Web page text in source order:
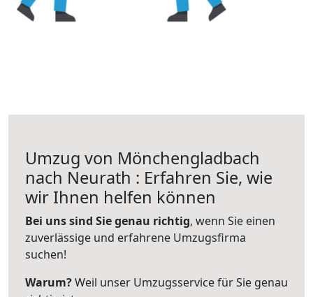
Umzug von Mönchengladbach
nach Neurath : Erfahren Sie, wie
wir Ihnen helfen können
Bei uns sind Sie genau richtig, wenn Sie einen
zuverlässige und erfahrene Umzugsfirma
suchen!
Warum?Weil unser Umzugsservice für Sie genau